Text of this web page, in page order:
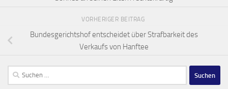
VORHERIGER BEITRAG
Bundesgerichtshof entscheidet über Strafbarkeit des
Verkaufs von Hanftee
Suchen
nach: